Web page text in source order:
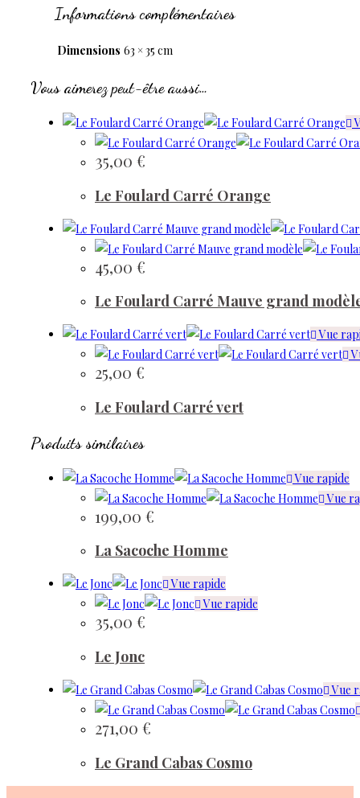
Informations complémentaires
Dimensions 63 × 35 cm
Vous aimerez peut-être aussi…
35,00 €
Le Foulard Carré Orange
45,00 €
Le Foulard Carré Mauve grand
Vue
25,00 €
Le Foulard Carré vert
Produits similaires
Vue rapide
Vue
199,00 €
La Sacoche Homme
Vue rapide
Vue rapide
35,00 €
Le Jonc
Vue
271,00 €
Le Grand Cabas Cosmo